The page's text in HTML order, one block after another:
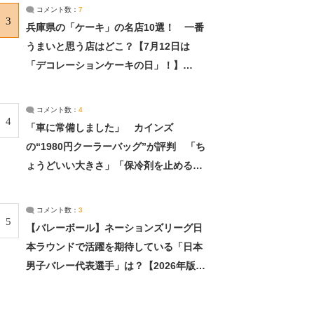
3
コメント数： 7
兵庫県の「ケーキ」の名店10選！ 一番
うまいと思う店はどこ？【7月12日は
「デコレーションケーキの日」！】
4
コメント数： 4
「車に常備しました」 カインズ
の“1980円クーラーバッグ”が評判 「ち
ょうどいい大きさ」「保冷剤を止めるベ
5
コメント数： 3
【バレーボール】ネーションズリーグ日
本ラウンドで活躍を期待している「日本
男子バレー代表選手」は？【2026年版・